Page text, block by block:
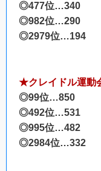
◎477位…340
◎982位…290
◎2979位…194
★クレイドル運動
◎99位…850
◎492位…531
◎995位…482
◎2984位…332